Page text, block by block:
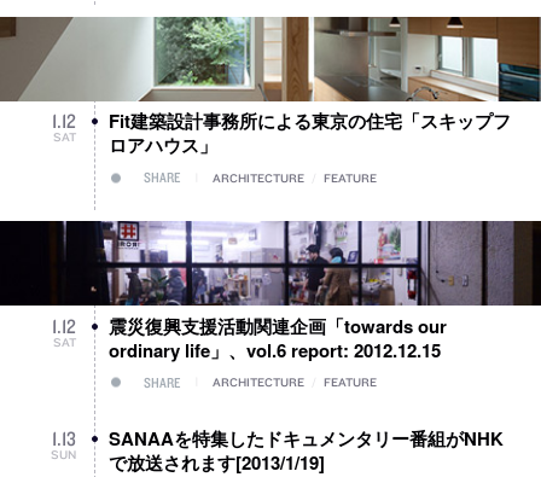
1.12
SAT
Fit建築設計事務所による東京の住宅「スキップフ
ロアハウス」
SHARE ARCHITECTURE FEATURE
1.12
SAT
震災復興支援活動関連企画「towards our
ordinary life」、vol.6 report: 2012.12.15
SHARE ARCHITECTURE FEATURE
1.13
SUN
SANAAを特集したドキュメンタリー番組がNHK
で放送されます[2013/1/19]